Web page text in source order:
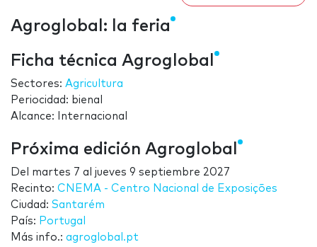
Agroglobal: la feria
Ficha técnica Agroglobal
Sectores: Agricultura
Periocidad: bienal
Alcance: Internacional
Próxima edición Agroglobal
Del martes 7 al jueves 9 septiembre 2027
Recinto: CNEMA - Centro Nacional de Exposições
Ciudad: Santarém
País: Portugal
Más info.: agroglobal.pt